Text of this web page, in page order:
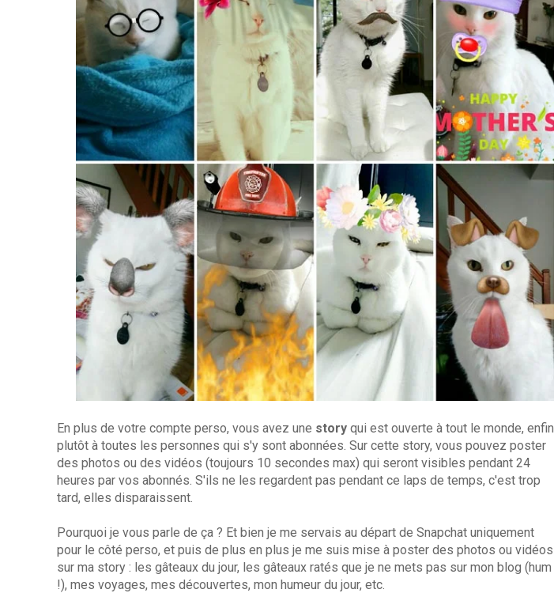
En plus de votre compte perso, vous avez une story qui est ouverte à tout le monde, enfin
plutôt à toutes les personnes qui s'y sont abonnées. Sur cette story, vous pouvez poster
des photos ou des vidéos (toujours 10 secondes max) qui seront visibles pendant 24
heures par vos abonnés. S'ils ne les regardent pas pendant ce laps de temps, c'est trop
tard, elles disparaissent.
Pourquoi je vous parle de ça ? Et bien je me servais au départ de Snapchat uniquement
pour le côté perso, et puis de plus en plus je me suis mise à poster des photos ou vidéos
sur ma story : les gâteaux du jour, les gâteaux ratés que je ne mets pas sur mon blog (hum
!), mes voyages, mes découvertes, mon humeur du jour, etc.